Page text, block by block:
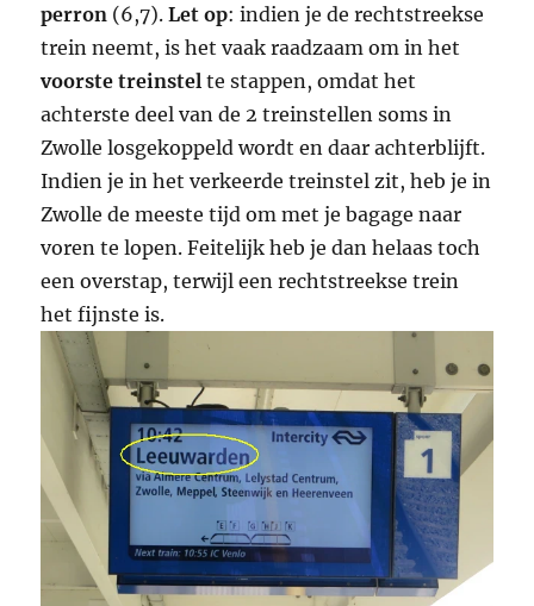
perron (6,7).Let op: indien je de rechtstreekse
trein neemt, is het vaak raadzaam om in het
voorste treinstel te stappen, omdat het
achterste deel van de 2 treinstellen soms in
Zwolle losgekoppeld wordt en daar achterblijft.
Indien je in het verkeerde treinstel zit, heb je in
Zwolle de meeste tijd om met je bagage naar
voren te lopen. Feitelijk heb je dan helaas toch
een overstap, terwijl een rechtstreekse trein
het fijnste is.